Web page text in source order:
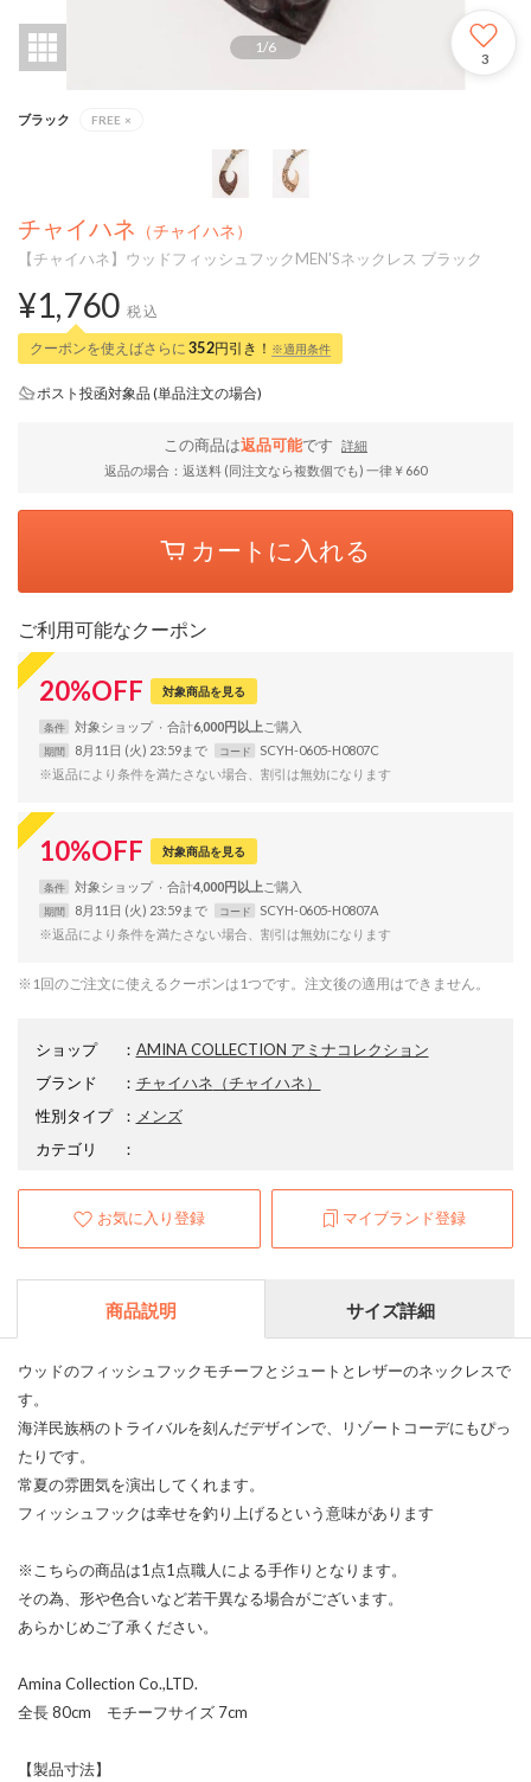
1/6
3
ブラック FREE ×
チャイハネ （チャイハネ）
【チャイハネ】ウッドフィッシュフックMEN'Sネックレス ブラック
¥1,760 税込
クーポンを使えばさらに 352円引き！ ※適用条件
ポスト投函対象品 (単品注文の場合)
この商品は返品可能です
詳細
返品の場合：返送料 (同注文なら複数個でも) 一律￥660
カートに入れる
ご利用可能なクーポン
20%OFF 対象商品を見る
条件 対象ショップ 合計6,000円以上
期間 8月11日 (火) 23:59まで コード
SCYH-0605-H0807C
※返品により条件を満たさない場合、割引は無効になります
10%OFF 対象商品を見る
条件 対象ショップ 合計4,000円以上
期間 8月11日 (火) 23:59まで コード
SCYH-0605-H0807A
※返品により条件を満たさない場合、割引は無効になります
※1回のご注文に使えるクーポンは1つです。注文後の適用はできません。
ショップ ： AMINA COLLECTION アミナコレクション
ブランド
： チャイハネ （チャイハネ）
性別タイプ
： メンズ
カテゴリ
：
お気に入り登録 マイブランド登録
商品説明 サイズ詳細
ウッドのフィッシュフックモチーフとジュートとレザーのネックレスで
す。
海洋民族柄のトライバルを刻んだデザインで、リゾートコーデにもぴっ
たりです。
常夏の雰囲気を演出してくれます。
フィッシュフックは幸せを釣り上げるという意味があります
※こちらの商品は1点1点職人による手作りとなります。
その為、形や色合いなど若干異なる場合がございます。
あらかじめご了承ください。
Amina Collection Co.,LTD.
全長 80cm モチーフサイズ 7cm
【製品寸法】